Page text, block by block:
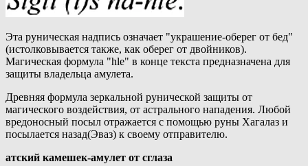
Эта руническая надпись означает "украшение-оберег от бед"
(истолковывается также, как оберег от двойников).
Магическая формула "hle" в конце текста предназначена для
защиты владельца амулета.
Древняя формула зеркальной рунической защиты от
магического воздействия, от астрального нападения. Любой
вредоносный посыл отражается с помощью руны Хагалаз и
посылается назад(Эваз) к своему отправителю.
атский камешек-амулет от сглаза